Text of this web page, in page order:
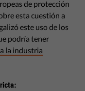
de protección
esta cuestión a
este uso de los
podría tener
la industria